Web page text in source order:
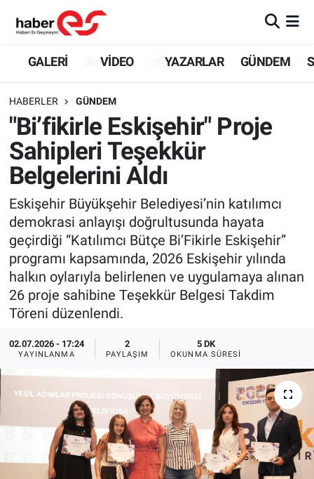
GALERİ VİDEO YAZARLAR GÜNDEM
HABERLER GÜNDEM
"Bi’fikirle Eskişehir" Proje
Sahipleri Teşekkür
Belgelerini Aldı
Eskişehir Büyükşehir Belediyesi’nin katılımcı
demokrasi anlayışı doğrultusunda hayata
geçirdiği “Katılımcı Bütçe Bi’Fikirle Eskişehir”
programı kapsamında, 2026 Eskişehir yılında
halkın oylarıyla belirlenen ve uygulamaya alınan
26 proje sahibine Teşekkür Belgesi Takdim
Töreni düzenlendi.
02.07.2026 - 17:24
YAYINLANMA
2
PAYLAŞIM
5 DK
OKUNMA SÜRESI
GALERİ
YAZARLAR
GÜNDEM
SİYASET
TEKNOLOJİ
EKONOMİ
SPOR
ASAYİŞ
Eskişehir Nöbetçi Eczaneler
Eskişehir Trafik Yoğunluk Haritası
Süper Lig Puan Durumu ve Fikstür
Tüm Manşetler
Son Dakika Haberleri
Haber Arşivi